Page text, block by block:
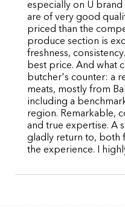
especially on U
are of very good
priced than the
produce section is
freshness,
best price. And what
butcher's counter: a
meats, mostly from
including a
region. Remarkable,
and true expertise. A
gladly return to, both
the experience. I